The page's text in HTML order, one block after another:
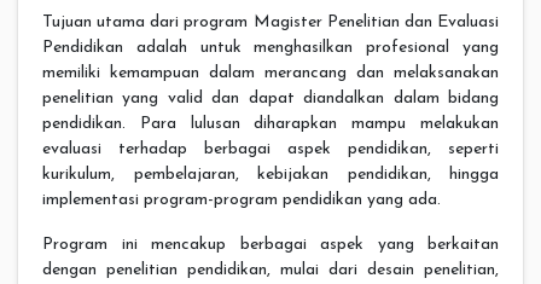
Tujuan utama dari program Magister Penelitian dan Evaluasi
Pendidikan adalah untuk menghasilkan profesional yang
memiliki kemampuan dalam merancang dan melaksanakan
penelitian yang valid dan dapat diandalkan dalam bidang
pendidikan. Para lulusan diharapkan mampu melakukan
evaluasi terhadap berbagai aspek pendidikan, seperti
kurikulum, pembelajaran, kebijakan pendidikan, hingga
implementasi program-program pendidikan yang ada.
Program ini mencakup berbagai aspek yang berkaitan
dengan penelitian pendidikan, mulai dari desain penelitian,